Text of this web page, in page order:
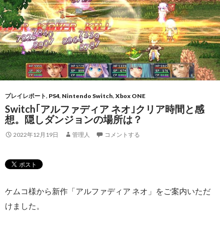
ツ
へ
ス
キ
ッ
プ
プレイレポート, PS4, Nintendo Switch, Xbox ONE
Switch｢アルファディア ネオ｣クリア時間と感
想。隠しダンジョンの場所は？
2022年12月19日 管理人 コメントする
ケムコ様から新作「アルファディア ネオ」をご案内いただ
けました。